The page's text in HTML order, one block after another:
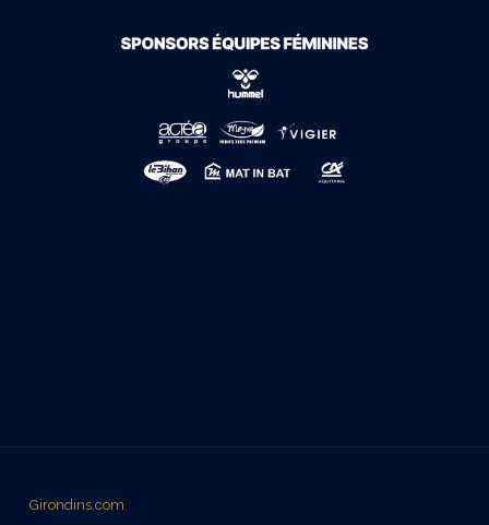
Girondins.com